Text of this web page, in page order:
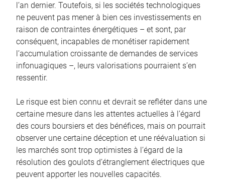
l’an dernier. Toutefois, si les sociétés technologiques
ne peuvent pas mener à bien ces investissements en
raison de contraintes énergétiques – et sont, par
conséquent, incapables de monétiser rapidement
l’accumulation croissante de demandes de services
infonuagiques –, leurs valorisations pourraient s’en
ressentir.
Le risque est bien connu et devrait se refléter dans une
certaine mesure dans les attentes actuelles à l’égard
des cours boursiers et des bénéfices, mais on pourrait
observer une certaine déception et une réévaluation si
les marchés sont trop optimistes à l’égard de la
résolution des goulots d’étranglement électriques que
peuvent apporter les nouvelles capacités.